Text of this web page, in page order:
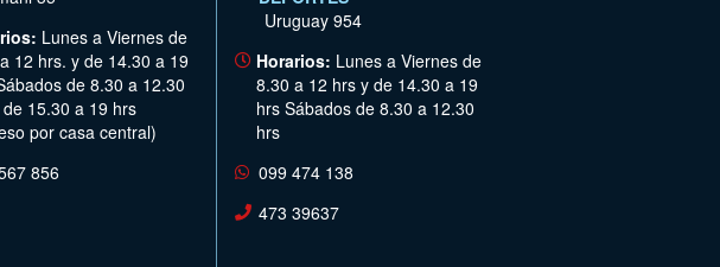
Lunes a Viernes de
12 hrs. y de 14.30 a 19
de 8.30 a 12.30
de 15.30 a 19 hrs
por casa central)
856
Uruguay 954
Horarios: Lunes a Viernes de
8.30 a 12 hrs y de 14.30 a 19
hrs Sábados de 8.30 a 12.30
hrs
099 474 138
473 39637